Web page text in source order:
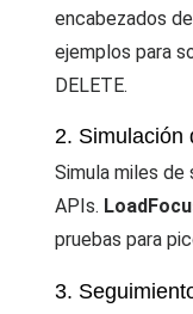
encabezados
ejemplos para
DELETE.
2. Simulación
Simula miles
APIs.
pruebas para
3.